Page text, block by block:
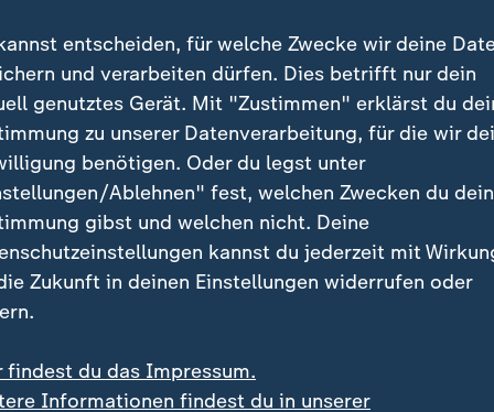
mit zwei Messern in den Händen auf die
hätten die Polizisten geschossen und den
Reul (CDU) hatte am Mittwoch in Düsseldorf
vorgestellt, mit dem er Messergewalt eindämmen
ist diese im vergangenen Jahr im öffentlichen Raum
Fälle gestiegen.
mit Messer in
Vorstellung der Pläne von Reul nahm die Polizei
Morgen ein 49-Jährigen vorläufig fest. Er soll im
entscheiden, für welche Zwecke wir deine
und verarbeiten dürfen. Dies betrifft nur dein
genutztes Gerät. Mit "Zustimmen" erklärst du
zu unserer Datenverarbeitung, für die wir
benötigen. Oder du legst unter
Ablehnen" fest, welchen Zwecken du
gibst und welchen nicht. Deine
kannst du jederzeit mit
Zukunft in deinen Einstellungen widerrufen oder
findest du das Impressum.
Informationen findest du in unserer